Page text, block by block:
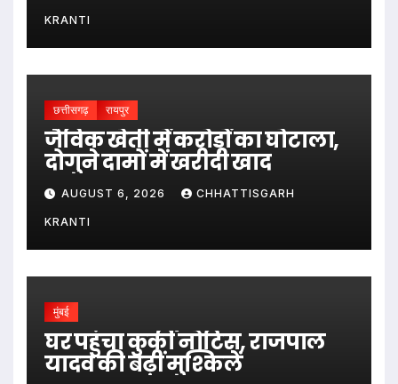
KRANTI
छत्तीसगढ़ रायपुर
जैविक खेती में करोड़ों का घोटाला,
दोगुने दामों में खरीदी खाद
AUGUST 6, 2026 CHHATTISGARH
KRANTI
मुंबई
घर पहुंचा कुर्की नोटिस, राजपाल
यादव की बढ़ीं मुश्किलें